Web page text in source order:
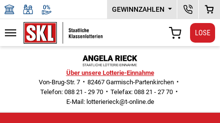
Über unsere Lotterie-Einnahme
Von-Brug-Str. 7
82467 Garmisch-Partenkirchen
Telefon: 088 21 - 29 70
Telefax: 088 21 - 27 70
E-Mail: lotterierieck@t-online.de
GEWINNZAHLEN
Navigation
LOSE